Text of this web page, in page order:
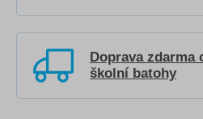
Doprava zdarma
školní batohy